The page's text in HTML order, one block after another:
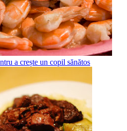
a crește un copil sănătos